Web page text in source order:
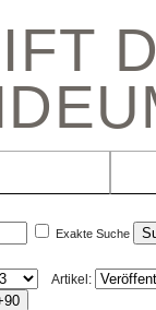
Exakte Suche
Artikel: